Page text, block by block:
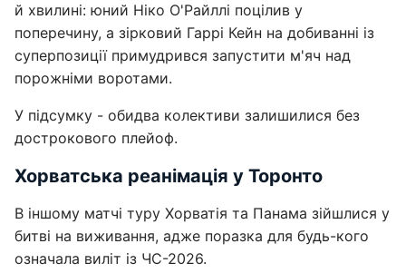
й хвилині: юний Ніко О'Райллі поцілив у
поперечину, а зірковий Гаррі Кейн на добиванні із
суперпозиції примудрився запустити м'яч над
порожніми воротами.
У підсумку - обидва колективи залишилися без
дострокового плейоф.
Хорватська реанімація у Торонто
В іншому матчі туру Хорватія та Панама зійшлися у
битві на виживання, адже поразка для будь-кого
означала виліт із ЧС-2026.